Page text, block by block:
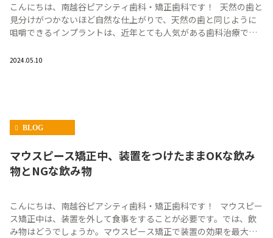
こんにちは、南越谷ピアシティ歯科・矯正歯科です！ 天然の歯と
見分けがつかないほど自然な仕上がりで、天然の歯と同じように
咀嚼できるインプラントは、近年とても人気がある歯科治療で
2024.05.10
BLOG
マウスピース矯正中、装置をつけたままOKな飲み
物とNGな飲み物
こんにちは、南越谷ピアシティ歯科・矯正歯科です！ マウスピー
ス矯正中は、装置を外して食事をすることが必要です。では、飲
み物はどうでしょうか。マウスピース矯正で装置の効果を最大限